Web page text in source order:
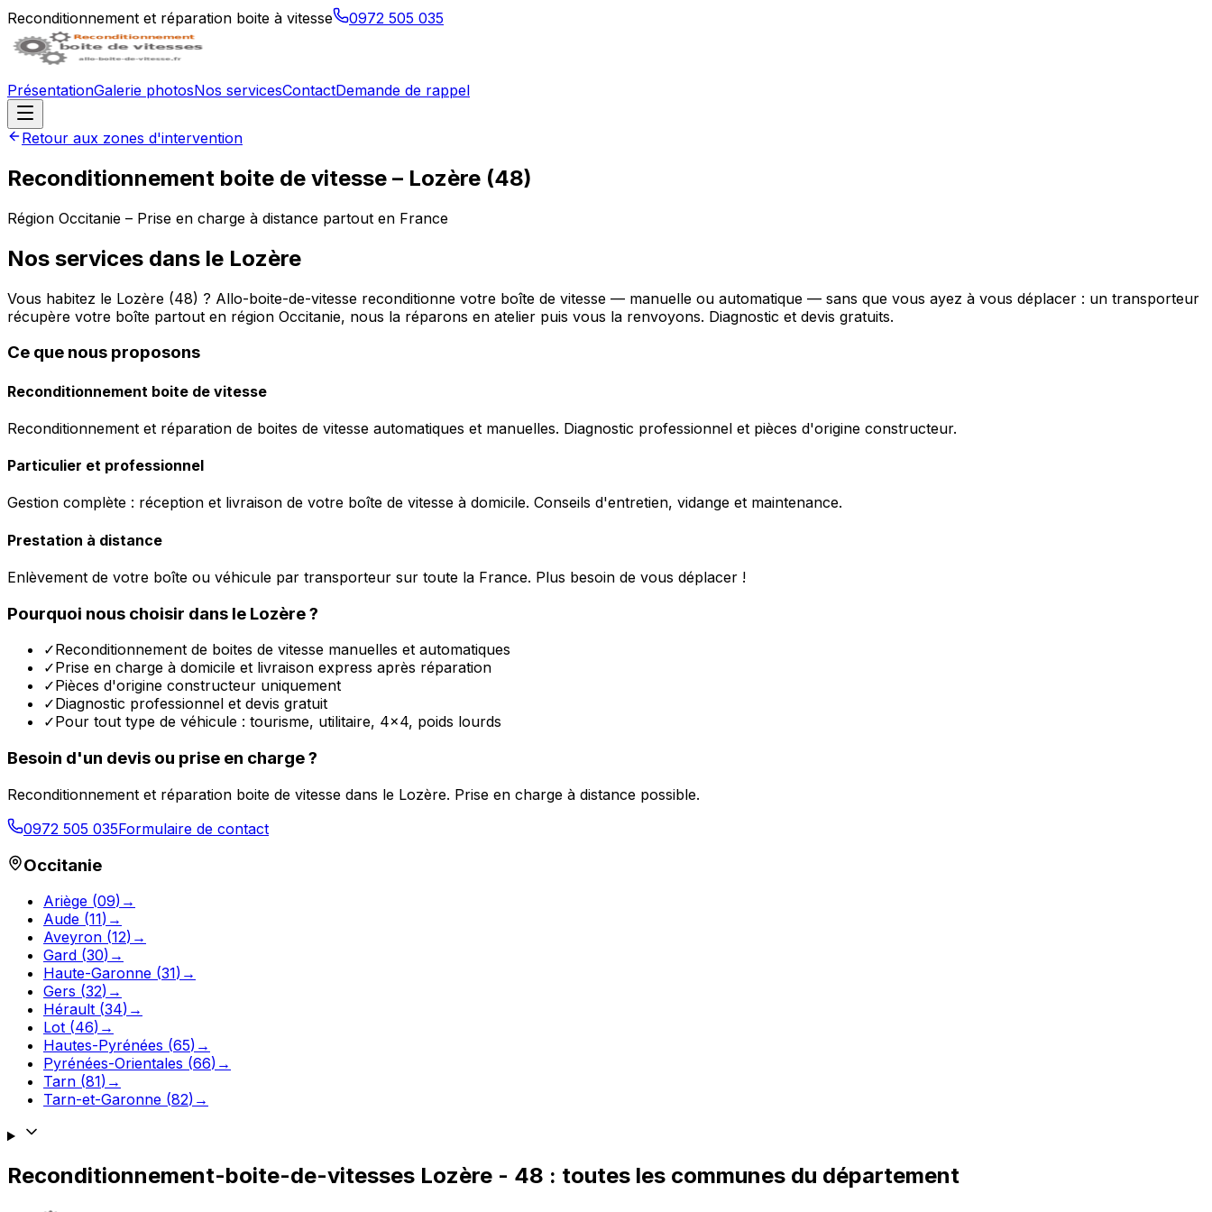
Reconditionnement et réparation boite à vitesse 0972 505 035
PrésentationGalerie photosNos servicesContactDemande de rappel
Retour aux zones d'intervention
Reconditionnement boite de vitesse – Lozère (48)
Région Occitanie – Prise en charge à distance partout en France
Nos services dans le Lozère
Vous habitez le Lozère (48) ? Allo-boite-de-vitesse reconditionne votre boîte de vitesse — manuelle ou automatique — sans que vous ayez à vous déplacer : un transporteur
récupère votre boîte partout en région Occitanie, nous la réparons en atelier puis vous la renvoyons. Diagnostic et devis gratuits.
Ce que nous proposons
Reconditionnement boite de vitesse
Reconditionnement et réparation de boites de vitesse automatiques et manuelles. Diagnostic professionnel et pièces d'origine constructeur.
Particulier et professionnel
Gestion complète : réception et livraison de votre boîte de vitesse à domicile. Conseils d'entretien, vidange et maintenance.
Prestation à distance
Enlèvement de votre boîte ou véhicule par transporteur sur toute la France. Plus besoin de vous déplacer !
Pourquoi nous choisir dans le Lozère?
✓Reconditionnement de boites de vitesse manuelles et automatiques
✓Prise en charge à domicile et livraison express après réparation
✓Pièces d'origine constructeur uniquement
✓Diagnostic professionnel et devis gratuit
✓Pour tout type de véhicule : tourisme, utilitaire, 4x4, poids lourds
Besoin d'un devis ou prise en charge ?
Reconditionnement et réparation boite de vitesse dans le Lozère. Prise en charge à distance possible.
0972 505 035Formulaire de contact
Occitanie
Ariège (09) →
Aude (11) →
Aveyron (12) →
Gard (30) →
Haute-Garonne (31) →
Gers (32) →
Hérault (34) →
Lot (46) →
Hautes-Pyrénées (65) →
Pyrénées-Orientales (66) →
Tarn (81) →
Tarn-et-Garonne (82) →
Reconditionnement-boite-de-vitesses Lozère - 48 : toutes les communes du département